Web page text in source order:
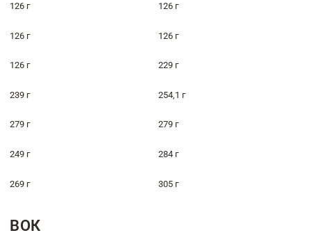
126 г 126 г
126 г 126 г
126 г 229 г
239 г 254,1 г
279 г 279 г
249 г 284 г
269 г 305 г
ВОК